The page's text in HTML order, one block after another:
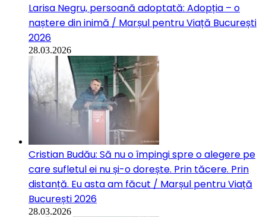
Larisa Negru, persoană adoptată: Adopția – o
naștere din inimă / Marșul pentru Viață București
2026
28.03.2026
Cristian Budău: Să nu o împingi spre o alegere pe
care sufletul ei nu și-o dorește. Prin tăcere. Prin
distanță. Eu asta am făcut / Marșul pentru Viață
București 2026
28.03.2026